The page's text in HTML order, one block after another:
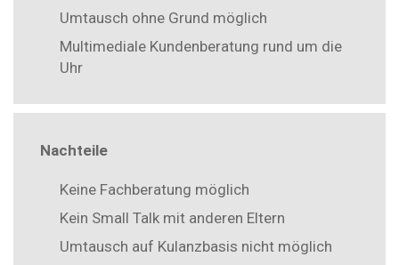
Umtausch ohne Grund möglich
Multimediale Kundenberatung rund um die
Uhr
Nachteile
Keine Fachberatung möglich
Kein Small Talk mit anderen Eltern
Umtausch auf Kulanzbasis nicht möglich